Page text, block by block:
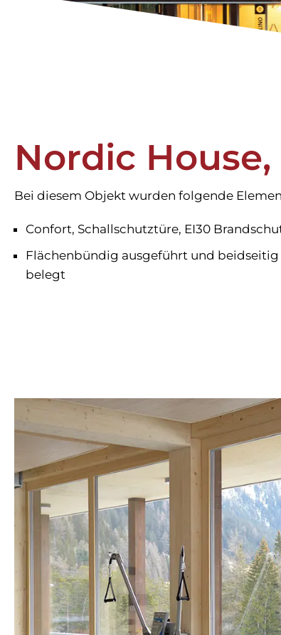
Nordic
Bei diesem Objekt wurden folgende
Confort, Schallschutztüre, EI30
Flächenbündig ausgeführt und
belegt